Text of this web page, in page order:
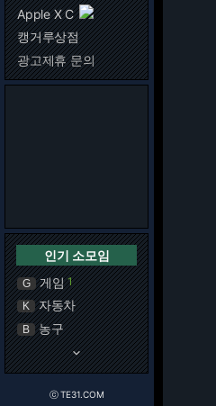
Apple X C
캥거루상점
광고제휴 문의
인기 소모임
G 게임 1
K 자동차
B 농구
keyboard_arrow_down
ⓒ TE31.COM